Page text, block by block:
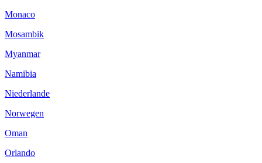
Monaco
Mosambik
Myanmar
Namibia
Niederlande
Norwegen
Oman
Orlando